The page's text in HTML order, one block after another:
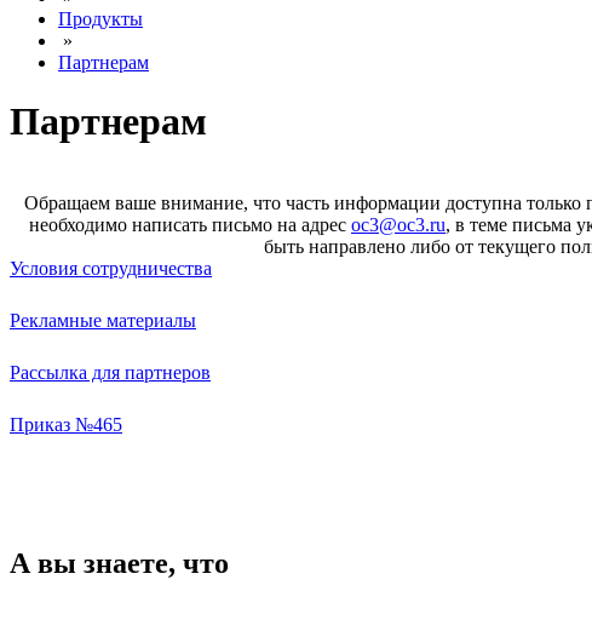
Продукты
»
Партнерам
Партнерам
Обращаем ваше внимание, что часть информации доступна только
необходимо написать письмо на адрес oc3@oc3.ru, в теме письма
быть направлено либо от текущего
Условия сотрудничества
Рекламные материалы
Рассылка для партнеров
Приказ №465
А вы знаете, что